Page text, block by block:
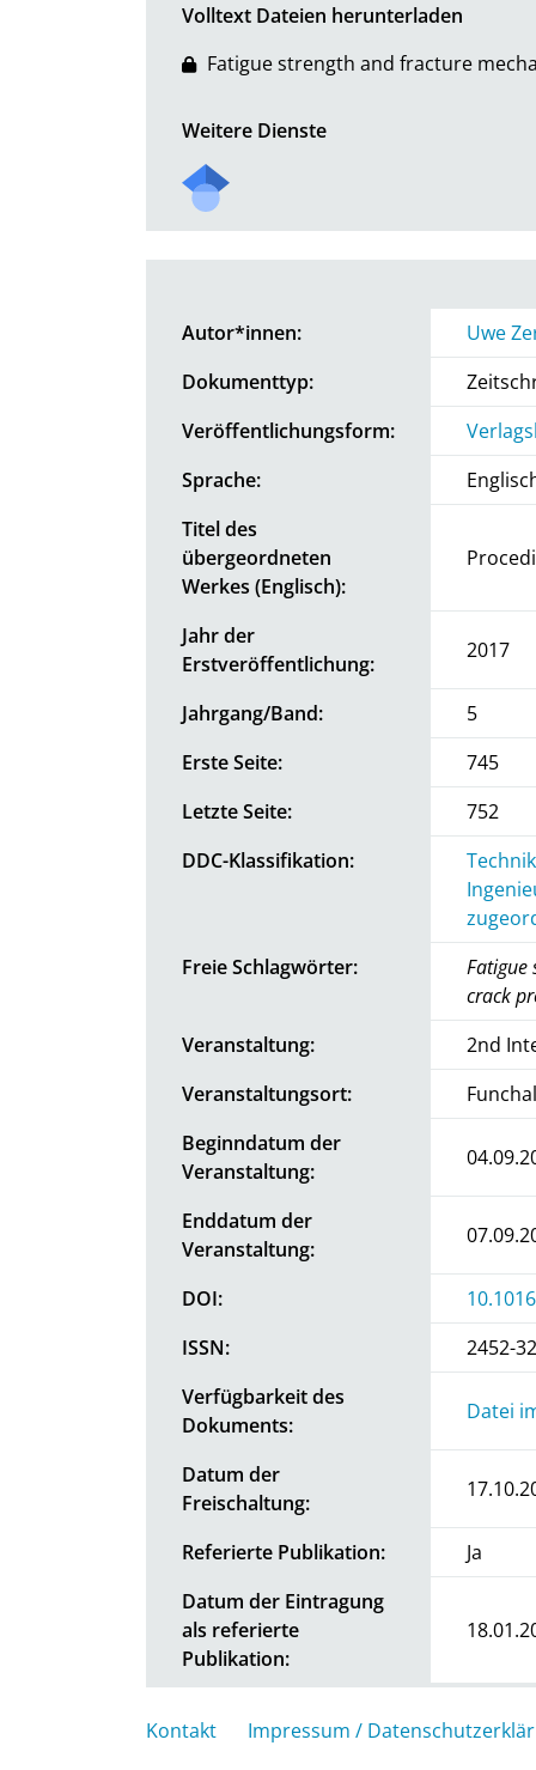
Volltext Dateien herunterladen
Fatigue strength and fracture
Weitere Dienste
Autor*innen:
Uwe
Dokumenttyp:
Veröffentlichungsform:
Sprache:
Titel des
übergeordneten
Werkes (Englisch):
Jahr der
Erstveröffentlichung:
2017
Jahrgang/Band:
5
Erste Seite:
745
Letzte Seite:
752
DDC-Klassifikation:
Freie Schlagwörter:
Fatigue
crack
Veranstaltung:
2nd
Veranstaltungsort:
Beginndatum der
Veranstaltung:
Enddatum der
Veranstaltung:
DOI:
ISSN:
2452-
Verfügbarkeit des
Dokuments:
Datei
Datum der
Freischaltung:
Referierte Publikation:
Ja
Datum der Eintragung
als referierte
Publikation:
Kontakt Impressum /